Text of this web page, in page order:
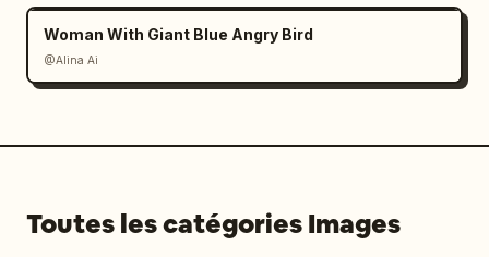
Woman With Giant Blue Angry Bird
@Alina Ai
Toutes les catégories Images